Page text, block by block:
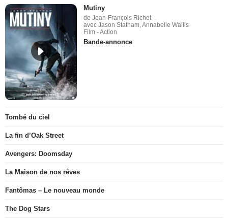
Mutiny
de Jean-François Richet
avec Jason Statham, Annabelle Wallis
Film - Action
Bande-annonce
Tombé du ciel
La fin d’Oak Street
Avengers: Doomsday
La Maison de nos rêves
Fantômas – Le nouveau monde
The Dog Stars